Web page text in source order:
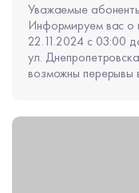
Уважаемые
Информируем вас о
22.11.2024 с 03:00
ул. Днепропетровская д.7 В течение
возможны перерывы